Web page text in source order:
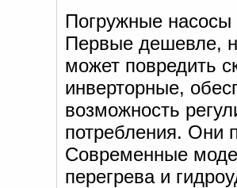
Погружные
Первые дешевле,
может повредить
инверторные,
возможность
потребления. Они
Современные
перегрева и